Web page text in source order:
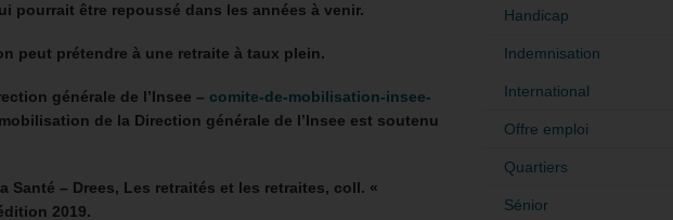
pourrait être repoussé dans les années à venir.
peut prétendre à une retraite à taux plein.
générale de l’Insee – comite-de-mobilisation-insee-
de la Direction générale de l’Insee est soutenu
Santé – Drees, Les retraités et les retraites, coll. «
2019.
Handicap
Indemnisation
International
Offre emploi
Quartiers
Sénior